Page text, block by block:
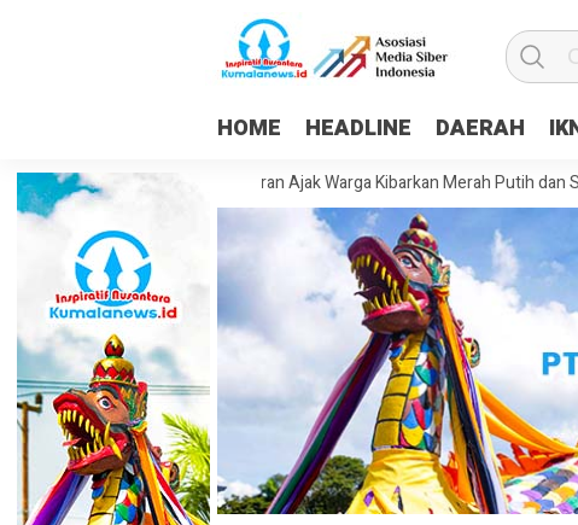
HOME HEADLINE DAERAH
Ke-81 RI, Camat Palaran Ajak Warga Kibarkan Merah Putih dan